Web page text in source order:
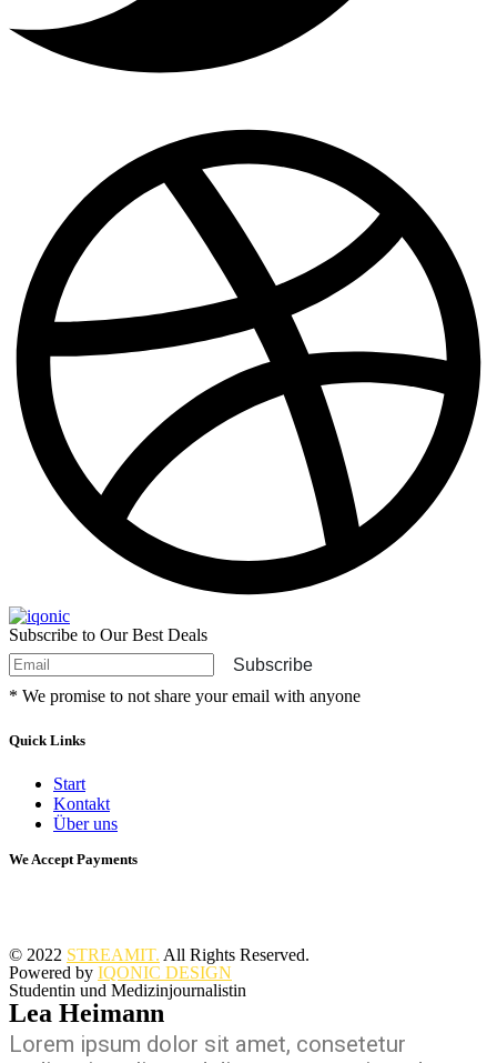
Subscribe to Our Best Deals
Subscribe
* We promise to not share your email with anyone
Quick Links
Start
Kontakt
Über uns
We Accept Payments
© 2022 STREAMIT. All Rights Reserved.
Powered by IQONIC DESIGN
Studentin und Medizinjournalistin
Lea Heimann
Lorem ipsum dolor sit amet, consetetur